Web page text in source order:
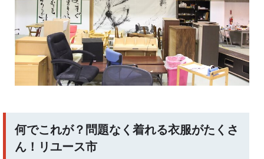
何でこれが？問題なく着れる衣服がたくさ
ん！リユース市